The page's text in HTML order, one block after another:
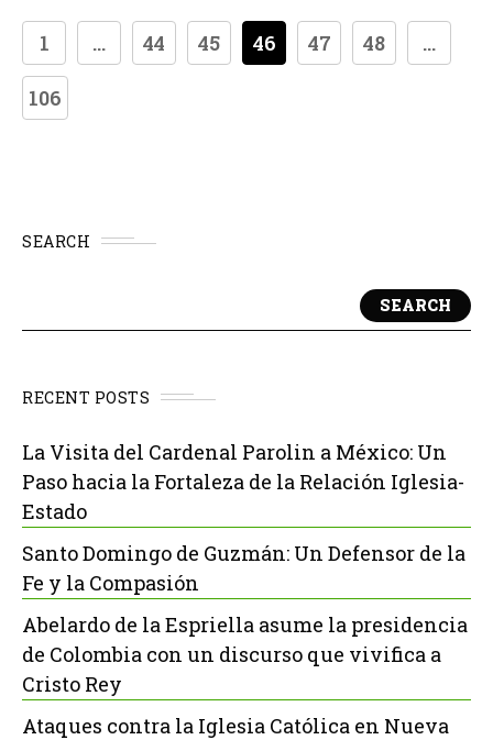
1 ... 44 45 46 47 48 ...
106
SEARCH
SEARCH
RECENT POSTS
La Visita del Cardenal Parolin a México: Un
Paso hacia la Fortaleza de la Relación Iglesia-
Estado
Santo Domingo de Guzmán: Un Defensor de la
Fe y la Compasión
Abelardo de la Espriella asume la presidencia
de Colombia con un discurso que vivifica a
Cristo Rey
Ataques contra la Iglesia Católica en Nueva